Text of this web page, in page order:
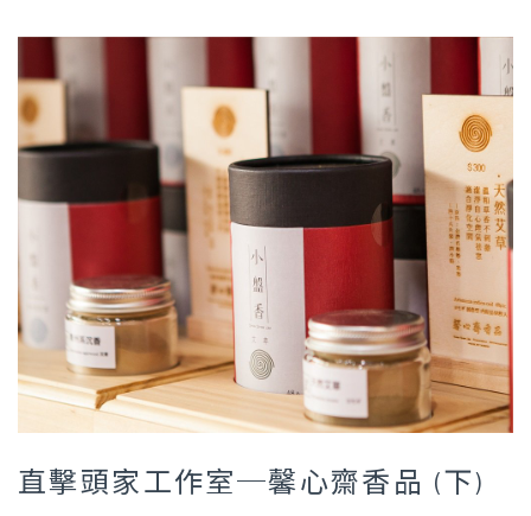
直擊頭家工作室─馨心齋香品 (下)